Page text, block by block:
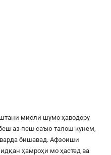
мисли шумо ҳаводору
аз пеш саъю талош кунем,
бишавад. Афзоиши
ҳамроҳи мо ҳастед ва